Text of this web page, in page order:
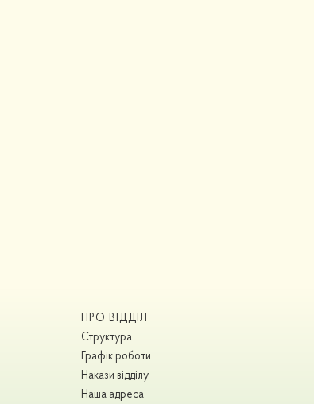
ПРО ВІДДІЛ
Структура
Графік роботи
Накази відділу
Наша адреса